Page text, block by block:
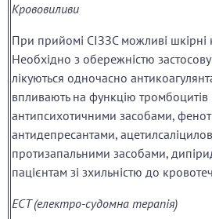
Крововиливи
При прийомі СІЗЗС можливі шкірні
Необхідно з обережністю
лікуються одночасно
впливають на функцію
антипсихотичними засобами,
антидепресантами,
протизапальними засобами,
пацієнтам зі зхильністю до
ЕСТ (електро-судомна терапія)